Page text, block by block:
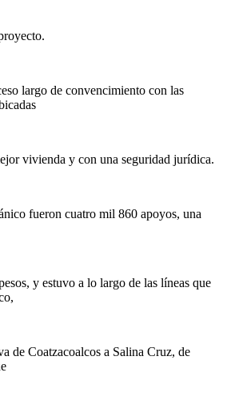
largo de convencimiento con las
vivienda y con una seguridad jurídica.
fueron cuatro mil 860 apoyos, una
y estuvo a lo largo de las líneas que
de Coatzacoalcos a Salina Cruz, de